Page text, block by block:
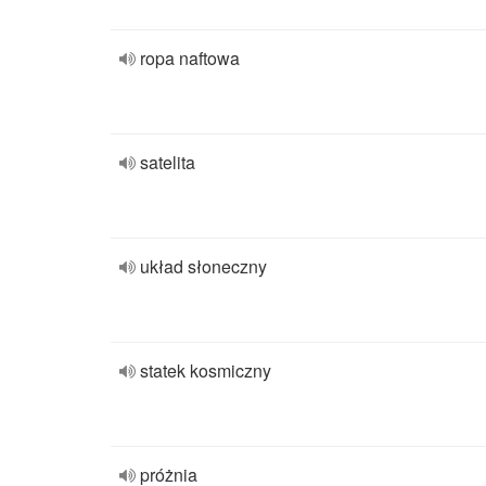
ropa naftowa
satelita
układ słoneczny
statek kosmiczny
próżnia